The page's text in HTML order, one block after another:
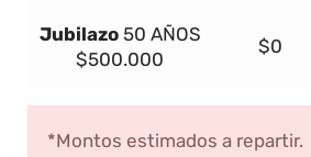
Jubilazo50 AÑOS
$500.000
$0
*Montos estimados a repartir.